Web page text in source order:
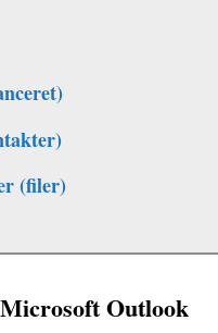
(filer)
Outlook